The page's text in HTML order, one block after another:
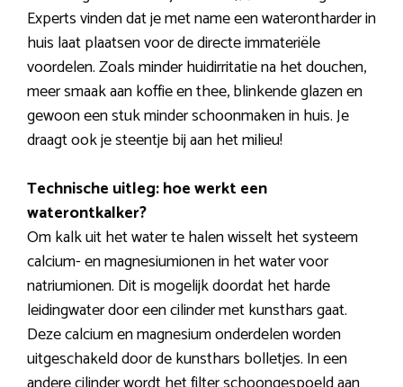
Experts vinden dat je met name een waterontharder in
huis laat plaatsen voor de directe immateriële
voordelen. Zoals minder huidirritatie na het douchen,
meer smaak aan koffie en thee, blinkende glazen en
gewoon een stuk minder schoonmaken in huis. Je
draagt ook je steentje bij aan het milieu!
Technische uitleg: hoe werkt een
waterontkalker?
Om kalk uit het water te halen wisselt het systeem
calcium- en magnesiumionen in het water voor
natriumionen. Dit is mogelijk doordat het harde
leidingwater door een cilinder met kunsthars gaat.
Deze calcium en magnesium onderdelen worden
uitgeschakeld door de kunsthars bolletjes. In een